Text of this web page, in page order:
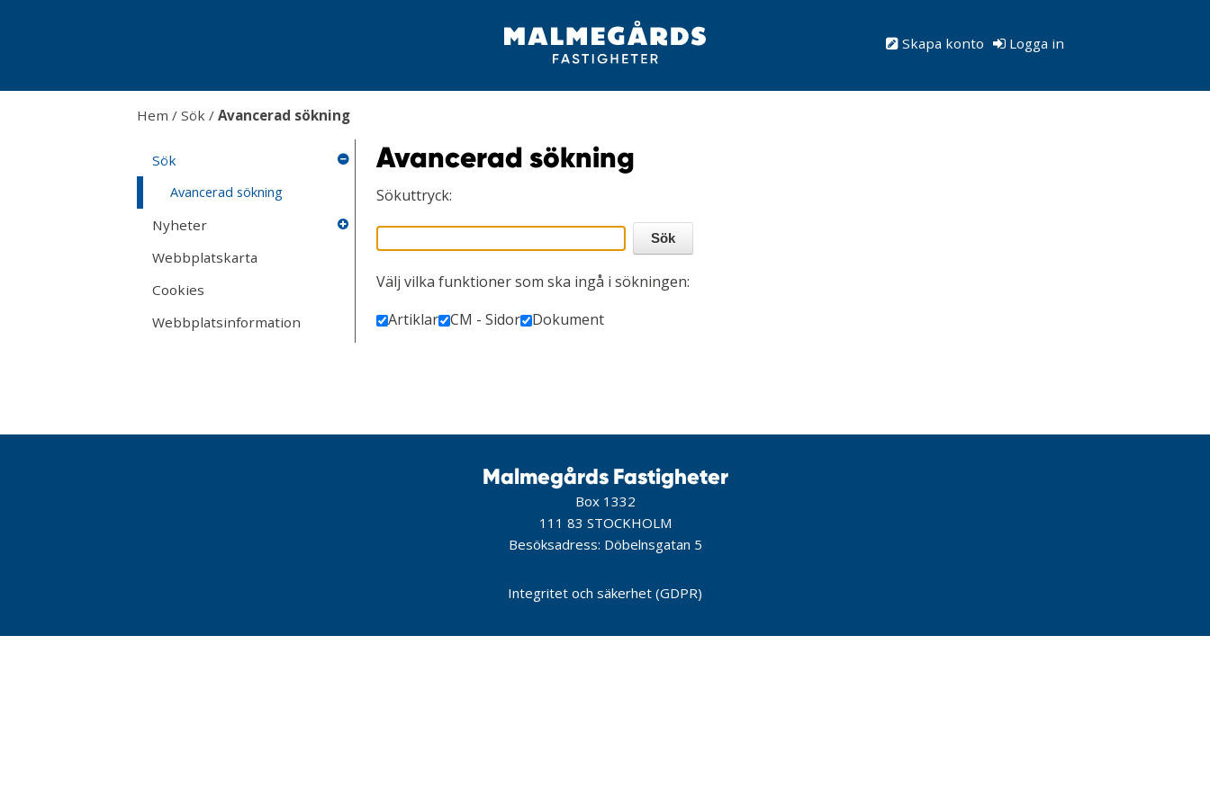
Logga in
Skapa konto
Hem / Sök / Avancerad sökning
Sök
Avancerad sökning
Nyheter
Webbplatskarta
Cookies
Webbplatsinformation
Avancerad sökning
Sökuttryck:
Välj vilka funktioner som ska ingå i sökningen:
Artiklar CM - Sidor Dokument
Malmegårds Fastigheter
Box 1332
111 83 STOCKHOLM
Besöksadress: Döbelnsgatan 5
Integritet och säkerhet (GDPR)